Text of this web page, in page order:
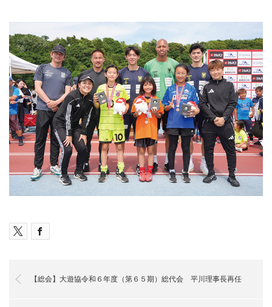
【総会】大遊協令和６年度（第６５期）総代会 平川理事長再任